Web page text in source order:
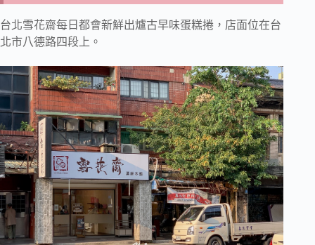
台北雪花齋每日都會新鮮出爐古早味蛋糕捲，店面位在台
北市八德路四段上。